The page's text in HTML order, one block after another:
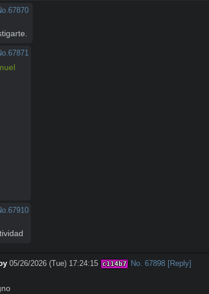
67870
67871
67910
05/26/2026 (Tue) 17:24:15 c114b7 No. 67898 [Reply]